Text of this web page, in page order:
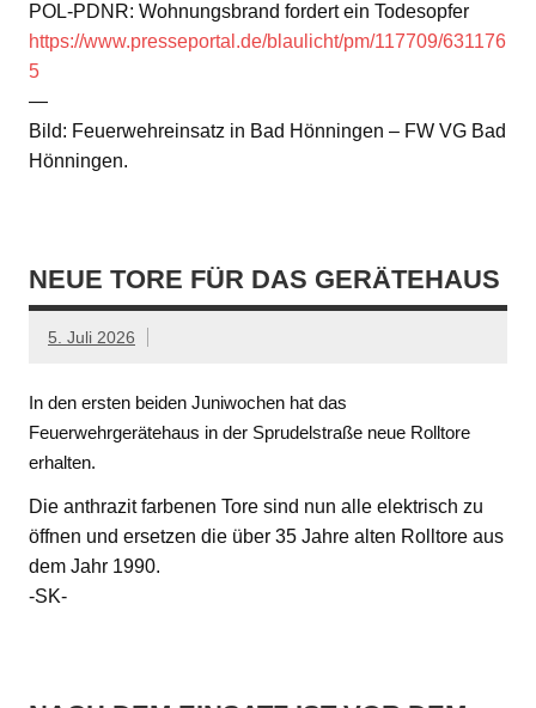
POL-PDNR: Wohnungsbrand fordert ein Todesopfer
https://www.presseportal.de/blaulicht/pm/117709/631176
5
—
Bild: Feuerwehreinsatz in Bad Hönningen – FW VG Bad
Hönningen.
NEUE TORE FÜR DAS GERÄTEHAUS
5. Juli 2026
In den ersten beiden Juniwochen hat das
Feuerwehrgerätehaus in der Sprudelstraße neue Rolltore
erhalten.
Die anthrazit farbenen Tore sind nun alle elektrisch zu
öffnen und ersetzen die über 35 Jahre alten Rolltore aus
dem Jahr 1990.
-SK-